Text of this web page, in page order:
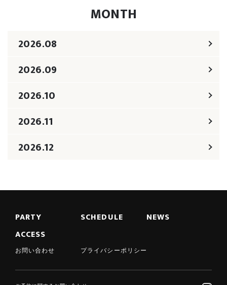
MONTH
2026.08
2026.09
2026.10
2026.11
2026.12
PARTY SCHEDULE
NEWS
ACCESS
お問い合わせ プライバシーポリシー